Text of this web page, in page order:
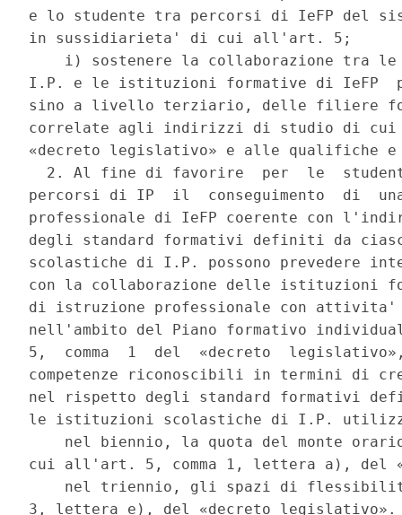
e lo studente tra percorsi di IeFP del
in sussidiarieta' di cui all'art. 5;
i) sostenere la collaborazione tra
I.P. e le istituzioni formative di IeFP
sino a livello terziario, delle filiere
correlate agli indirizzi di studio di
«decreto legislativo» e alle qualifiche
2. Al fine di favorire  per  le
percorsi di IP  il  conseguimento  di
professionale di IeFP coerente con
degli standard formativi definiti da
scolastiche di I.P. possono prevedere
con la collaborazione delle istituzioni
di istruzione professionale con
nell'ambito del Piano formativo
5,  comma  1  del  «decreto
competenze riconoscibili in termini di
nel rispetto degli standard formativi
le istituzioni scolastiche di I.P.
nel biennio, la quota del monte
cui all'art. 5, comma 1, lettera a), del
nel triennio, gli spazi di
3, lettera e), del «decreto